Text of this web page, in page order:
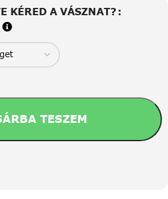
KÉRED A VÁSZNAT?
TESZEM